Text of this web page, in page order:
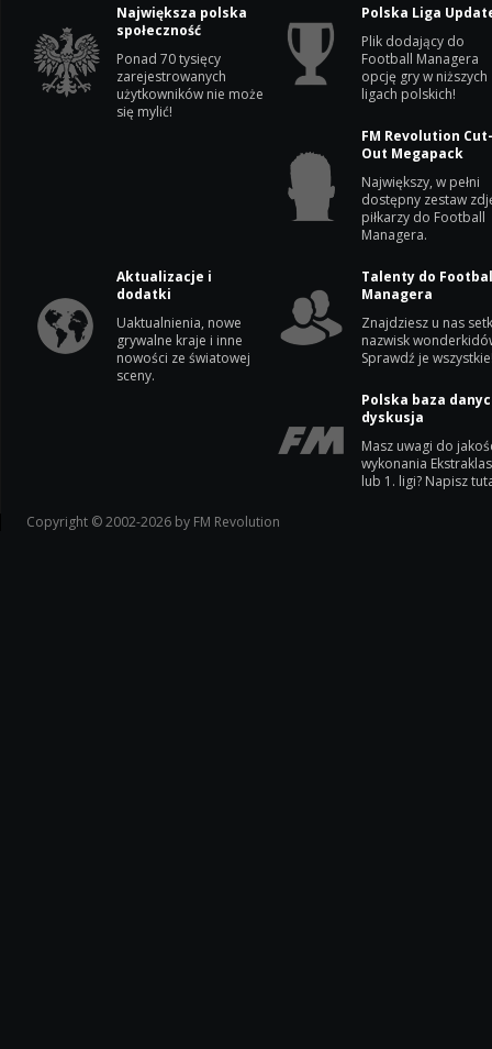
Największa polska
społeczność
Ponad 70 tysięcy
zarejestrowanych
użytkowników nie może
się mylić!
Polska Liga
Plik dodający do
Football Managera
opcję gry w niższych
ligach polskich!
FM Revolution
Out Megapack
Największy, w pełni
dostępny zestaw
piłkarzy do Football
Managera.
Aktualizacje i
dodatki
Uaktualnienia, nowe
grywalne kraje i inne
nowości ze światowej
sceny.
Talenty do
Managera
Znajdziesz u nas
nazwisk
Sprawdź je
Polska baza
dyskusja
Masz uwagi do
wykonania
lub 1. ligi? Napisz
Copyright © 2002-2026 by FM Revolution